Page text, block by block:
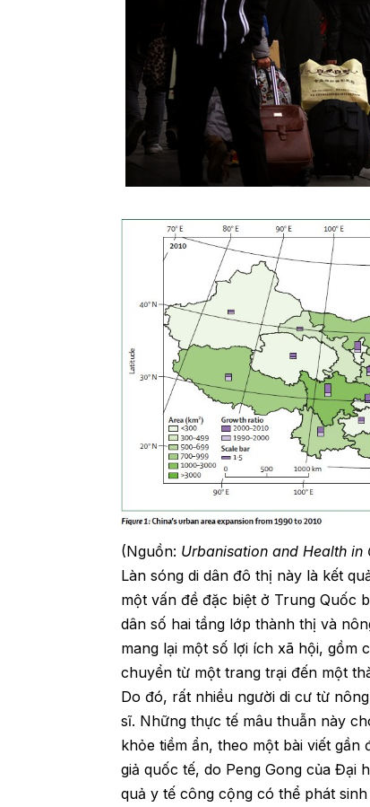
(Nguồn: Urbanisation and Health in
Làn sóng di dân đô thị này là kết
một vấn đề đặc biệt ở Trung Quốc
dân số hai tầng lớp thành thị và
mang lại một số lợi ích xã hội, gồm
chuyển từ một trang trại đến một
Do đó, rất nhiều người di cư từ
sĩ. Những thực tế mâu thuẫn này
khỏe tiềm ẩn, theo một bài viết
giả quốc tế, do Peng Gong của Đại
quả y tế công cộng có thể phát